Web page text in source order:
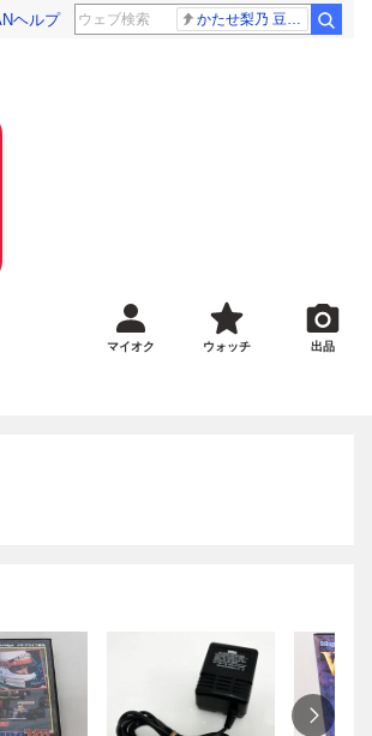
ヘルプ かたせ梨乃 豆原一成
マイオク ウォッチ 出品